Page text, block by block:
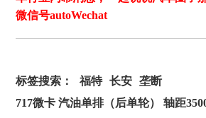
微信号autoWechat
标签搜索： 福特 长安
垄断
717微卡 汽油单排（后单轮） 轴距